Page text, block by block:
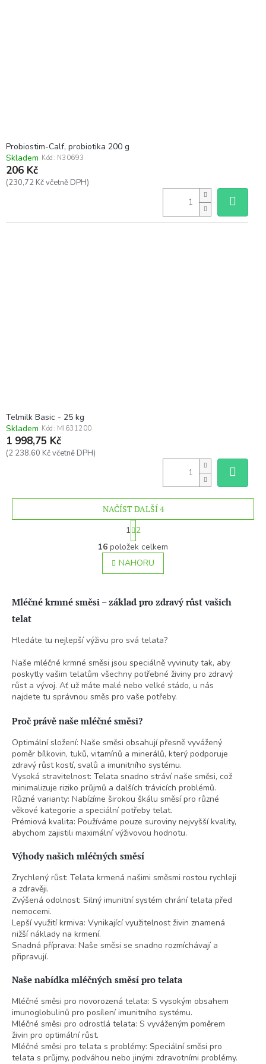
Probiostim-Calf, probiotika 200 g
Skladem Kód: N30693
206 Kč
(230,72 Kč včetně DPH)
Telmilk Basic - 25 kg
Skladem Kód: MI631200
1 998,75 Kč
(2 238,60 Kč včetně DPH)
O
v
l
á
a
c
r
k
y
v
ý
i
u
NAČÍST DALŠÍ 4
S
t
r
á
n
k
á
1 2
16 položek celkem
NAHORU
Mléčné krmné směsi – základ pro zdravý růst vašich
telat
Hledáte tu nejlepší výživu pro svá telata?
Naše mléčné krmné směsi jsou speciálně vyvinuty tak, aby
poskytly vašim telatům všechny potřebné živiny pro zdravý
růst a vývoj. Ať už máte malé nebo velké stádo, u nás
najdete tu správnou směs pro vaše potřeby.
Proč právě naše mléčné směsi?
Optimální složení: Naše směsi obsahují přesně vyvážený
poměr bílkovin, tuků, vitamínů a minerálů, který podporuje
zdravý růst kostí, svalů a imunitního systému.
Vysoká stravitelnost: Telata snadno stráví naše směsi, což
minimalizuje riziko průjmů a dalších trávicích problémů.
Různé varianty: Nabízíme širokou škálu směsí pro různé
věkové kategorie a speciální potřeby telat.
Prémiová kvalita: Používáme pouze suroviny nejvyšší kvality,
abychom zajistili maximální výživovou hodnotu.
Výhody našich mléčných směsí
Zrychlený růst: Telata krmená našimi směsmi rostou rychleji
a zdravěji.
Zvýšená odolnost: Silný imunitní systém chrání telata před
nemocemi.
Lepší využití krmiva: Vynikající využitelnost živin znamená
nižší náklady na krmení.
Snadná příprava: Naše směsi se snadno rozmíchávají a
připravují.
Naše nabídka mléčných směsí pro telata
Mléčné směsi pro novorozená telata: S vysokým obsahem
imunoglobulinů pro posílení imunitního systému.
Mléčné směsi pro odrostlá telata: S vyváženým poměrem
živin pro optimální růst.
Mléčné směsi pro telata s problémy: Speciální směsi pro
telata s průjmy, podváhou nebo jinými zdravotními problémy.